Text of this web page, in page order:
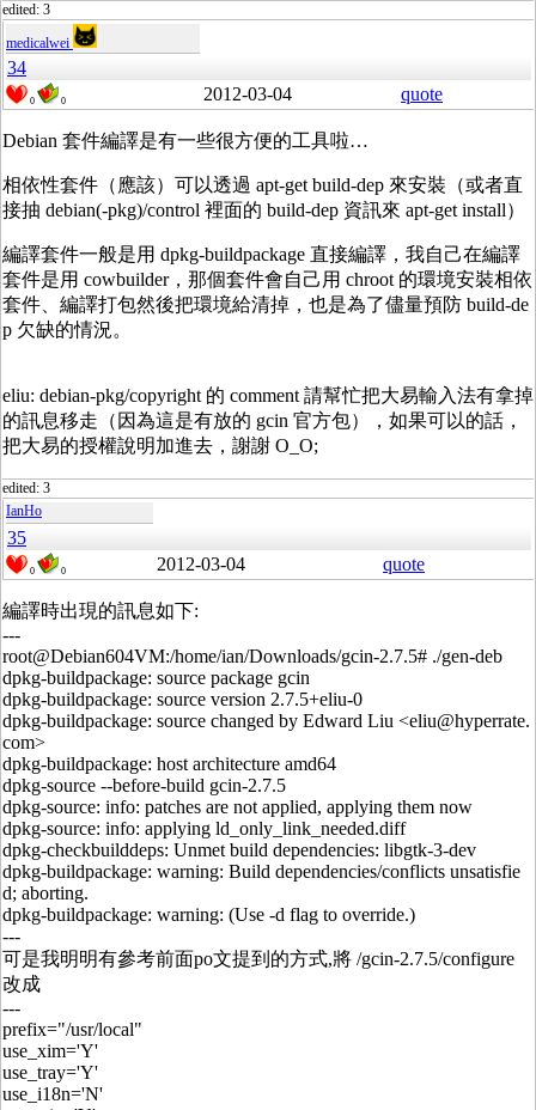
edited: 3
medicalwei
34
0 0 2012-03-04 quote
Debian 套件編譯是有一些很方便的工具啦…
相依性套件（應該）可以透過 apt-get build-dep 來安裝（或者直
接抽 debian(-pkg)/control 裡面的 build-dep 資訊來 apt-get install）
編譯套件一般是用 dpkg-buildpackage 直接編譯，我自己在編譯
套件是用 cowbuilder，那個套件會自己用 chroot 的環境安裝相依
套件、編譯打包然後把環境給清掉，也是為了儘量預防 build-de
p 欠缺的情況。
eliu: debian-pkg/copyright 的 comment 請幫忙把大易輸入法有拿掉
的訊息移走（因為這是有放的 gcin 官方包），如果可以的話，
把大易的授權說明加進去，謝謝 O_O;
edited: 3
IanHo
35
0 0 2012-03-04 quote
編譯時出現的訊息如下:
---
root@Debian604VM:/home/ian/Downloads/gcin-2.7.5# ./gen-deb
dpkg-buildpackage: source package gcin
dpkg-buildpackage: source version 2.7.5+eliu-0
dpkg-buildpackage: source changed by Edward Liu <eliu@hyperrate.
com>
dpkg-buildpackage: host architecture amd64
dpkg-source --before-build gcin-2.7.5
dpkg-source: info: patches are not applied, applying them now
dpkg-source: info: applying ld_only_link_needed.diff
dpkg-checkbuilddeps: Unmet build dependencies: libgtk-3-dev
dpkg-buildpackage: warning: Build dependencies/conflicts unsatisfie
d; aborting.
dpkg-buildpackage: warning: (Use -d flag to override.)
---
可是我明明有參考前面po文提到的方式,將 /gcin-2.7.5/configure
改成
---
prefix="/usr/local"
use_xim='Y'
use_tray='Y'
use_i18n='N'